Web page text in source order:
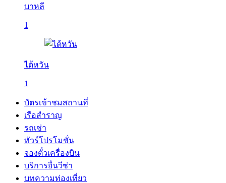
บาหลี
1
ไต้หวัน
1
บัตรเข้าชมสถานที่
เรือสำราญ
รถเช่า
ทัวร์โปรโมชั่น
จองตั๋วเครื่องบิน
บริการยื่นวีซ่า
บทความท่องเที่ยว